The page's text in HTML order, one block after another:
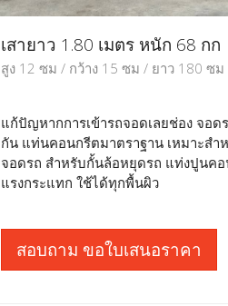
เสายาว 1.80 เมตร หนัก 68 กก
สูง 12 ซม / กว้าง 15 ซม / ยาว 180 ซม
แก้ปัญหากการเข้ารถจอดเลยช่อง จอด
กัน แท่นคอนกรีตมาตราฐาน เหมาะสำ
จอดรถ สำหรับกั้นล้อหยุดรถ แท่งปูนค
แรงกระแทก ใช้ได้ทุกพื้นผิว
สอบถาม ขอใบเสนอราคา